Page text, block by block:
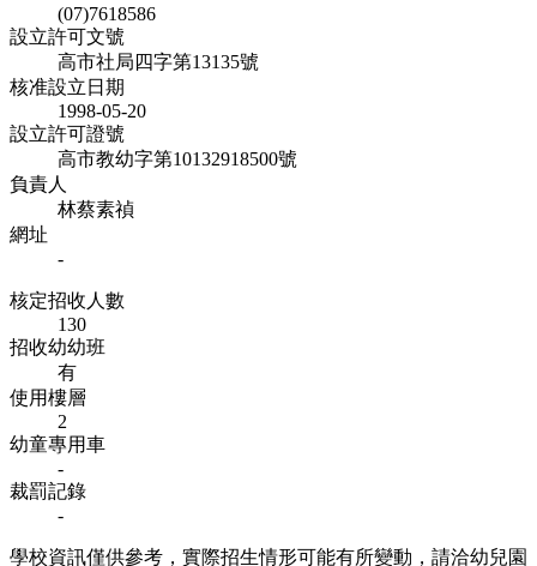
(07)7618586
設立許可文號
高市社局四字第13135號
核准設立日期
1998-05-20
設立許可證號
高市教幼字第10132918500號
負責人
林蔡素禎
網址
-
核定招收人數
130
招收幼幼班
有
使用樓層
2
幼童專用車
-
裁罰記錄
-
學校資訊僅供參考，實際招生情形可能有所變動，請洽幼兒園